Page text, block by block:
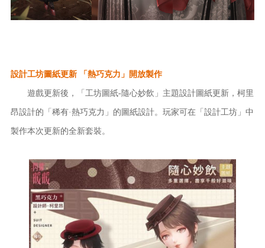
設計工坊圖紙更新 「熱巧克力」開放製作
遊戲更新後，「工坊圖紙-隨心妙飲」主題設計圖紙更新，柯里
昂設計的「稀有·熱巧克力」的圖紙設計。玩家可在「設計工坊」中
製作本次更新的全新套裝。